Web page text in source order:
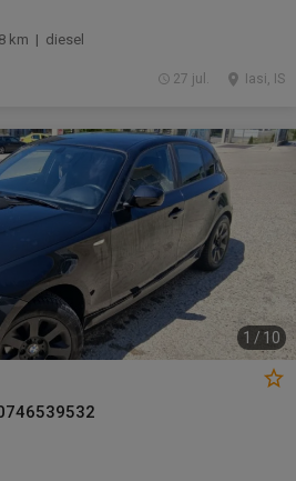
km | diesel
Iasi, IS
27 jul.
1 / 10